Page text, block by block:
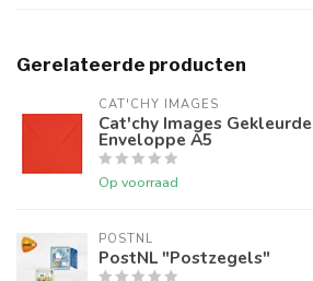
Gerelateerde producten
CAT'CHY IMAGES
Cat'chy Images Gekleurde
Enveloppe A5
Op voorraad
POSTNL
PostNL "Postzegels"